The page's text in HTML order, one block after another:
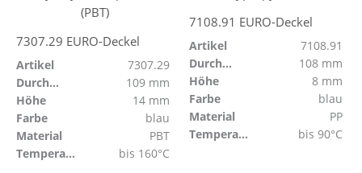
7307.29 EURO-Deckel
Artikel
7307.29
Durchmesser
109 mm
Höhe
14 mm
Farbe
blau
Material
PBT
Temperaturbeständig
bis 160°C
7108.91 EURO-Deckel
Artikel
7108.91
Durchmesser
108 mm
Höhe
8 mm
Farbe
blau
Material
PP
Temperaturbeständig
bis 90°C